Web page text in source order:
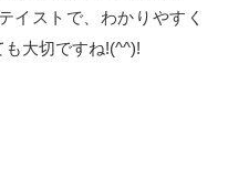
イストで、わかりやすく
大切ですね!(^^)!